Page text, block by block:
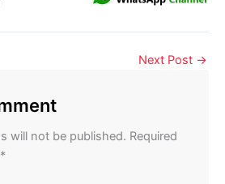
Next Post →
will not be published. Required
*